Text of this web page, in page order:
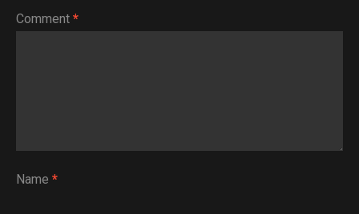
Comment *
Name *